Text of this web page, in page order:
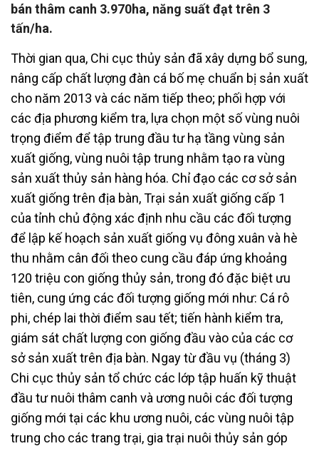
bán thâm canh 3.970ha, năng suất đạt trên 3
tấn/ha.
Thời gian qua, Chi cục thủy sản đã xây dựng bổ sung,
nâng cấp chất lượng đàn cá bố mẹ chuẩn bị sản xuất
cho năm 2013 và các năm tiếp theo; phối hợp với
các địa phương kiểm tra, lựa chọn một số vùng nuôi
trọng điểm để tập trung đầu tư hạ tầng vùng sản
xuất giống, vùng nuôi tập trung nhằm tạo ra vùng
sản xuất thủy sản hàng hóa. Chỉ đạo các cơ sở sản
xuất giống trên địa bàn, Trại sản xuất giống cấp 1
của tỉnh chủ động xác định nhu cầu các đối tượng
để lập kế hoạch sản xuất giống vụ đông xuân và hè
thu nhằm cân đối theo cung cầu đáp ứng khoảng
120 triệu con giống thủy sản, trong đó đặc biệt ưu
tiên, cung ứng các đối tượng giống mới như: Cá rô
phi, chép lai thời điểm sau tết; tiến hành kiểm tra,
giám sát chất lượng con giống đầu vào của các cơ
sở sản xuất trên địa bàn. Ngay từ đầu vụ (tháng 3)
Chi cục thủy sản tổ chức các lớp tập huấn kỹ thuật
đầu tư nuôi thâm canh và ương nuôi các đối tượng
giống mới tại các khu ương nuôi, các vùng nuôi tập
trung cho các trang trại, gia trại nuôi thủy sản góp